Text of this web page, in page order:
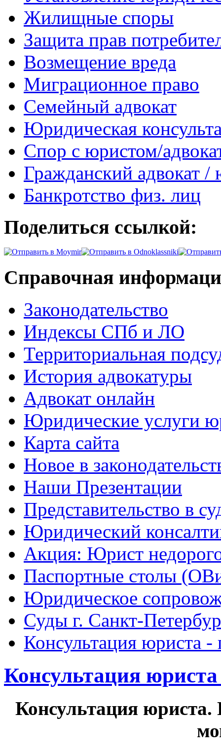
Жилищные споры
Защита прав
Возмещение вреда
Миграционное право
Семейный адвокат
Юридическая
Спор с юристом/
Гражданский адвокат /
Банкротство физ. лиц
Поделиться ссылкой:
Справочная
Законодательство
Индексы СПб и ЛО
Территориальная
История адвокатуры
Адвокат онлайн
Юридические услуги
Карта сайта
Новое в
Наши Презентации
Представительство в
Юридический
Акция: Юрист
Паспортные столы
Юридическое
Суды г. Санкт-
Консультация юриста -
Консультация
Консультация